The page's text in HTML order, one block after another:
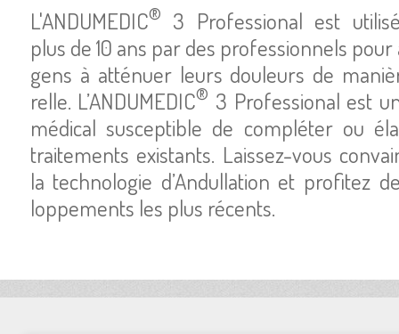
L'AN­DU­ME­DIC® 3 Pro­fes­sio­nal est
plus de 10 ans par des pro­fes­sion­nels
gens à atté­nuer leurs dou­leurs de
relle. L’AN­DU­ME­DIC® 3 Pro­fes­sio­nal est
médi­cal sus­cep­tible de com­plé­ter ou
trai­te­ments exis­tants. Lais­sez-vous
la tech­no­lo­gie d’An­dul­la­tion et pro­fi­tez
lop­pe­ments les plus récents.